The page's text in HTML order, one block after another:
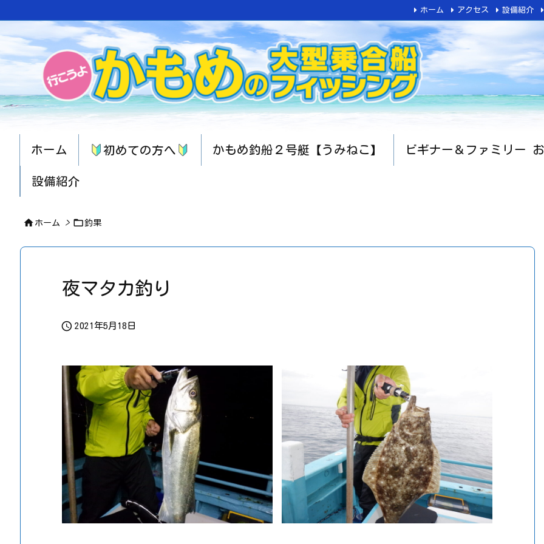
ホーム 初めての方へ かもめ釣船２号艇【うみねこ】 ビギナー＆ファミリー
設備紹介
ホーム アクセス 設備紹介
 ホーム > 釣果
夜マタカ釣り
 2021年5月18日